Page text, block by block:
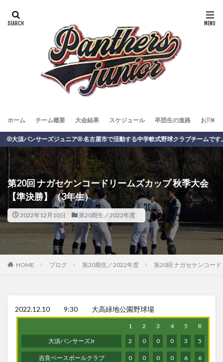
ホーム チーム概要 大会結果 スケジュール 卒団生の進路 お問い
ンサーズジュニア⚾️ 名古屋市で活動する中学軟式野球クラブチームです。
第20回 ナガセケンコードリームズカップ 秋季大会
【準決勝】（3年生）
2022年12月10日 第20期生／2022年度
HOME ブログ 第20期生／2022年度 第20回 ナガセケンコー
2022.12.10 9:30 大高緑地公園野球場
1 2 3 4 5
R
大須パンサーズJr
2 0 0 0 3 5
吉良ベースボールクラブ 0 0 0 0 6 6